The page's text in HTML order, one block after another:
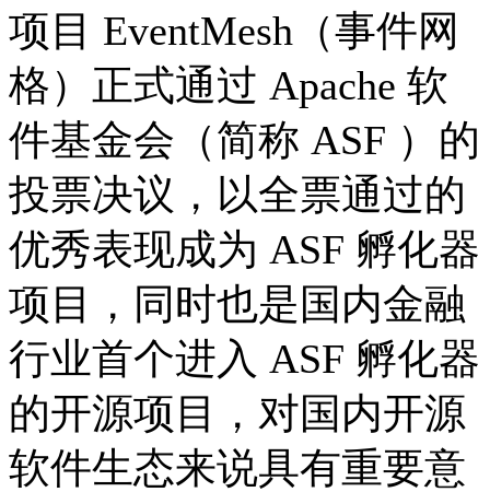
项目 EventMesh（事件网
格）正式通过 Apache 软
件基金会（简称 ASF ）的
投票决议，以全票通过的
优秀表现成为 ASF 孵化器
项目，同时也是国内金融
行业首个进入 ASF 孵化器
的开源项目，对国内开源
软件生态来说具有重要意